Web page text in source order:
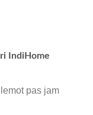
IndiHome
pas jam